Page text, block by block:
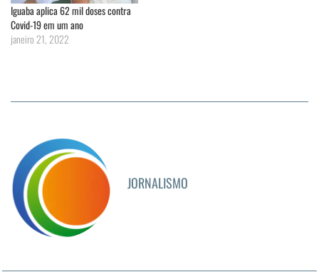
Iguaba aplica 62 mil doses contra
Covid-19 em um ano
janeiro 21, 2022
JORNALISMO